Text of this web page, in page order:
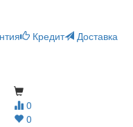
Кредит
Доставка
0
0